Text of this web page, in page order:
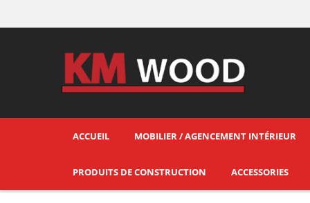
ACCUEIL MOBILIER / AGENCEMENT INTÉRIEUR
PRODUITS DE CONSTRUCTION ACCESSORIES